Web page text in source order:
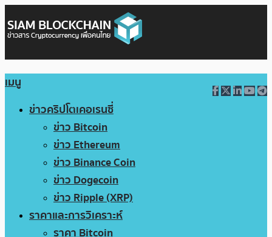
เมนู
ข่าวคริปโตเคอเรนซี่
ข่าว Bitcoin
ข่าว Ethereum
ข่าว Binance Coin
ข่าว Dogecoin
ข่าว Ripple (XRP)
ราคาและการวิเคราะห์
ราคา Bitcoin